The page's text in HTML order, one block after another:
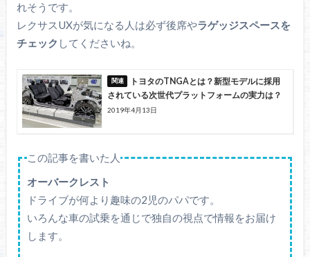
れそうです。
レクサスUXが気になる人は必ず後席やラゲッジスペースを
チェック してくださいね。
トヨタのTNGAとは？新型モデルに採用
されている次世代プラットフォームの実力は？
2019年4月13日
この記事を書いた人
オーバークレスト
ドライブが何より趣味の2児のパパです。
いろんな車の試乗を通じで独自の視点で情報をお届け
します。